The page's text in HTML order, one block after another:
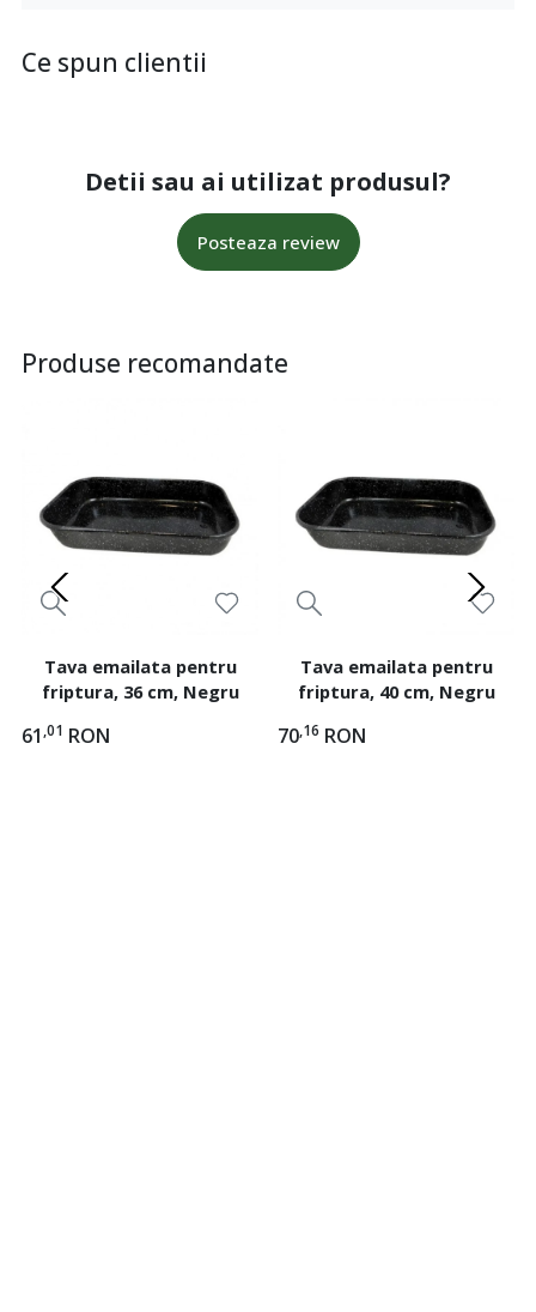
Ce spun clientii
Detii sau ai utilizat produsul?
Posteaza review
Produse recomandate
Tava emailata pentru
friptura, 36 cm, Negru
61,01 RON
Tava emailata pentru
friptura, 40 cm, Negru
70,16 RON